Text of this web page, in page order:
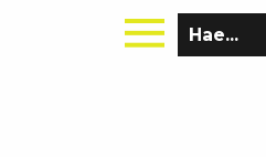
Hae
sivustolta: